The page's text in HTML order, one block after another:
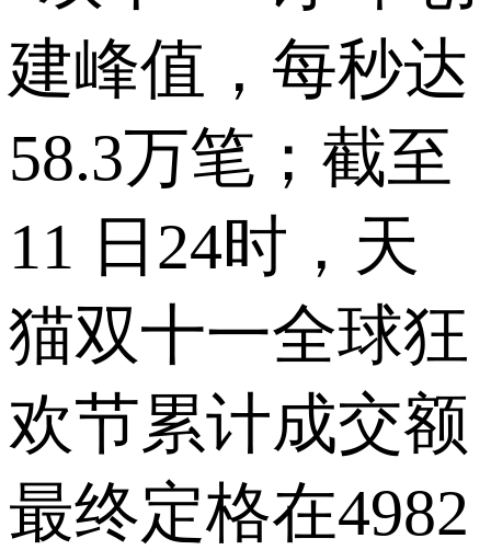
建峰值，每秒达
58.3万笔；截至
11 日24时，天
猫双十一全球狂
欢节累计成交额
最终定格在4982